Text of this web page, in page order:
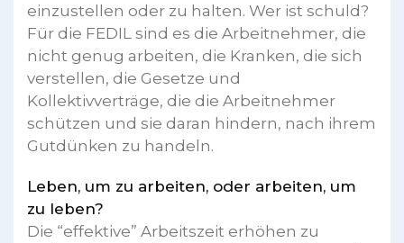
einzustellen oder zu halten. Wer ist schuld?
Für die FEDIL sind es die Arbeitnehmer, die
nicht genug arbeiten, die Kranken, die sich
verstellen, die Gesetze und
Kollektivverträge, die die Arbeitnehmer
schützen und sie daran hindern, nach ihrem
Gutdünken zu handeln.
Leben, um zu arbeiten, oder arbeiten, um
zu leben?
Die “effektive” Arbeitszeit erhöhen zu